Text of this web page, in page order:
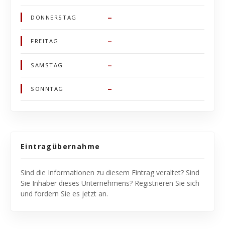
DONNERSTAG –
FREITAG –
SAMSTAG –
SONNTAG –
Eintragübernahme
Sind die Informationen zu diesem Eintrag veraltet? Sind
Sie Inhaber dieses Unternehmens? Registrieren Sie sich
und fordern Sie es jetzt an.